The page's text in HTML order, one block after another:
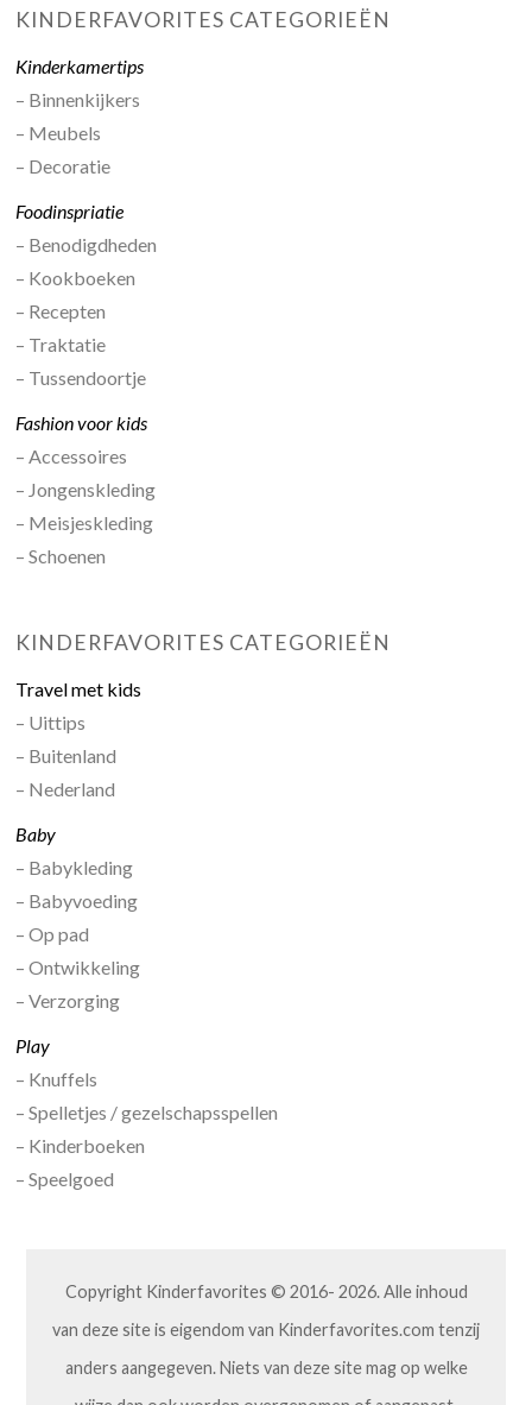
KINDERFAVORITES CATEGORIEËN
Kinderkamertips
– Binnenkijkers
– Meubels
– Decoratie
Foodinspriatie
– Benodigdheden
– Kookboeken
– Recepten
– Traktatie
– Tussendoortje
Fashion voor kids
– Accessoires
– Jongenskleding
– Meisjeskleding
– Schoenen
KINDERFAVORITES CATEGORIEËN
Travel met kids
– Uittips
– Buitenland
– Nederland
Baby
– Babykleding
– Babyvoeding
– Op pad
– Ontwikkeling
– Verzorging
Play
– Knuffels
– Spelletjes / gezelschapsspellen
– Kinderboeken
– Speelgoed
Copyright Kinderfavorites © 2016- 2026. Alle inhoud
van deze site is eigendom van Kinderfavorites.com tenzij
anders aangegeven. Niets van deze site mag op welke